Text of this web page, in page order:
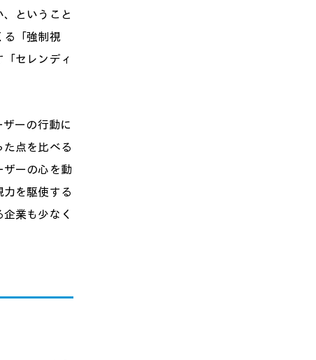
ということ
る「強制視
セレンディ
ーの行動に
点を比べる
ザーの心を動
を駆使する
業も少なく